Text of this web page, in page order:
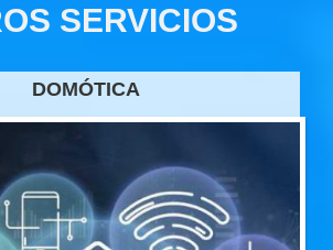
SERVICIOS
DOMÓTICA